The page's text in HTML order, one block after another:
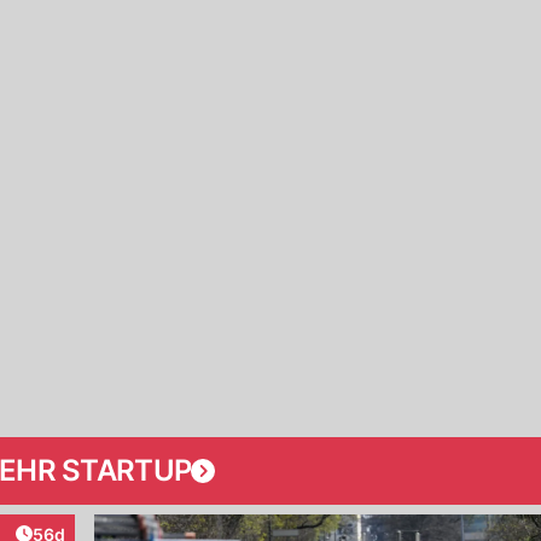
STARTUP
Artikel veröffentlicht:
56d